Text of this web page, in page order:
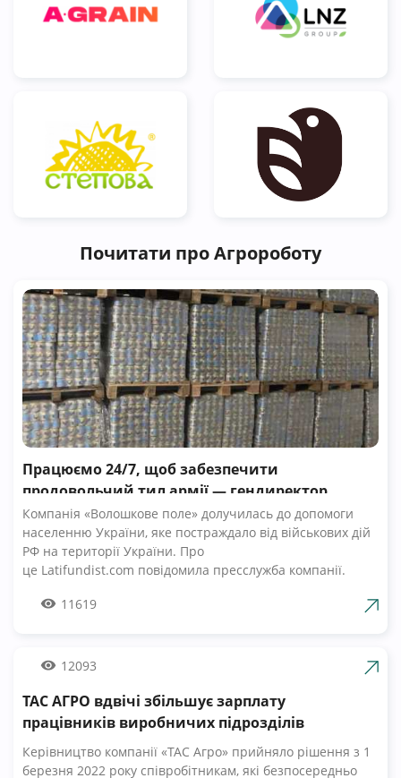
Почитати про Агророботу
Працюємо 24/7, щоб забезпечити
продовольчий тил армії — гендиректор
компанії Волошкове поле
Компанія «Волошкове поле» долучилась до допомоги
населенню України, яке постраждало від військових дій
РФ на території України. Про
це Latifundist.com повідомила пресслужба компанії.
Вже шосту добу наші Збройні Сили героїчно стримують
армії», — зазначив Андрій Табалов, генеральний
Компанія «Волошкове поле» вже відправила понад 10 т
молока для забезпечення біженців та тероборони в
можливість безкоштовно отримати пастеризоване
11619
12093
ТАС АГРО вдвічі збільшує зарплату
працівників виробничих підрозділів
Керівництво компанії «ТАС Агро» прийняло рішення з 1
березня 2022 року співробітникам, які безпосередньо